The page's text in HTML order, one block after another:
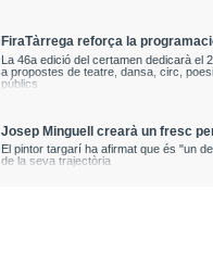
FiraTàrrega reforça la
una dotzena d'espectacles
La 46a edició del certamen dedicarà el
a propostes de teatre, dansa, circ,
públics
Josep Minguell crearà un fresc
Benozzo Gozzoli a la Toscana
El pintor targarí ha afirmat que és "un
de la seva trajectòria